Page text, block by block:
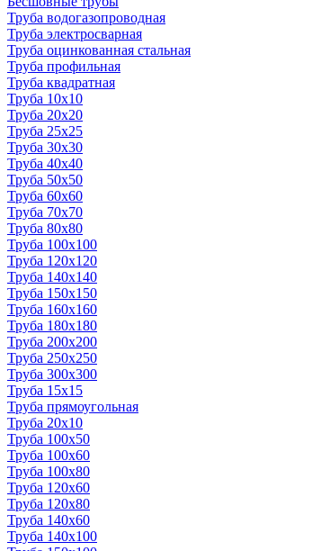
Труба водогазопроводная
Труба электросварная
Труба оцинкованная стальная
Труба профильная
Труба квадратная
Труба 10x10
Труба 20x20
Труба 25x25
Труба 30x30
Труба 40x40
Труба 50x50
Труба 60x60
Труба 70x70
Труба 80x80
Труба 100x100
Труба 120x120
Труба 140x140
Труба 150x150
Труба 160x160
Труба 180x180
Труба 200x200
Труба 250x250
Труба 300x300
Труба 15x15
Труба прямоугольная
Труба 20x10
Труба 100x50
Труба 100x60
Труба 100x80
Труба 120x60
Труба 120x80
Труба 140x60
Труба 140x100